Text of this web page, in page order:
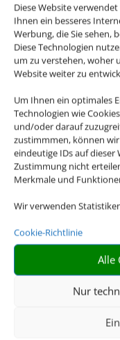
Diese Website
Ihnen ein besseres
Werbung, die Sie sehen,
Diese Technologien
um zu verstehen, woher
Website weiter zu
Um Ihnen ein optimales
Technologien wie
und/oder darauf
zustimmmen, können
eindeutige IDs auf dieser
Zustimmung nicht
Merkmale und
Wir verwenden
Cookie-Richtlinie
Alle
Nur
Die